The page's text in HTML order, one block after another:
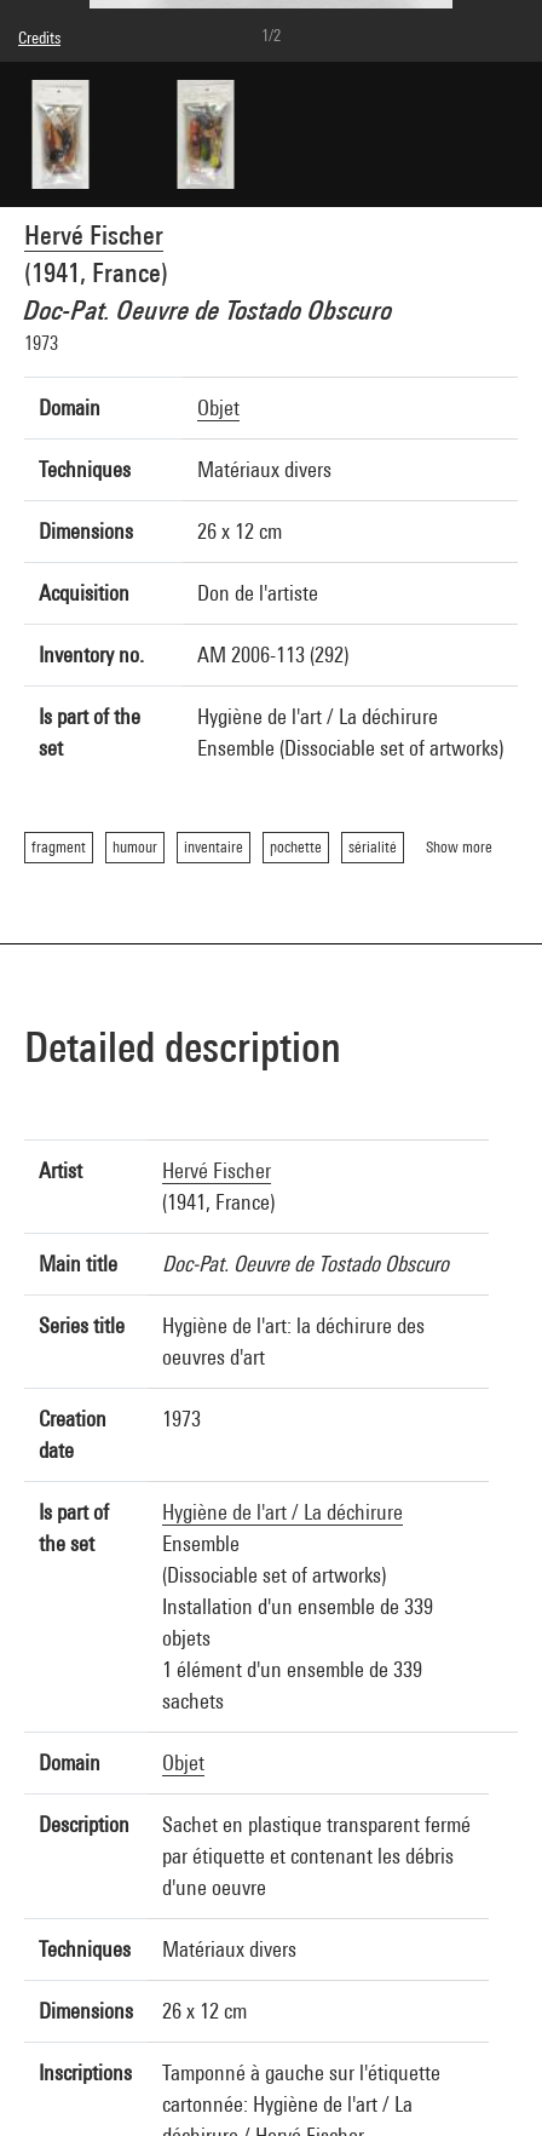
Hervé Fischer
(1941, France)
Doc-Pat. Oeuvre de Tostado Obscuro
1973
Domain Objet
Techniques Matériaux divers
Dimensions 26 x 12 cm
Acquisition Don de l'artiste
Inventory no. AM 2006-113 (292)
Is part of the
set
Hygiène de l'art / La déchirure
Ensemble (Dissociable set of artworks)
fragment humour inventaire pochette sérialité Show more
Credits
Caption : Recto du sachet
© Hervé Fischer
Photo credits : Bertrand Prévost - Centre Pompidou, MNAM-CCI
Image reference : 4N14220
Image presentation :
GrandPalaisRmnPhoto
1/2
Detailed description
Artist
Hervé Fischer
(1941, France)
Main title Doc-Pat. Oeuvre de Tostado Obscuro
Series title
Hygiène de l'art: la déchirure des
oeuvres d'art
Creation
date
1973
Is part of
the set
Hygiène de l'art / La déchirure
Ensemble
(Dissociable set of artworks)
Installation d'un ensemble de 339
objets
1 élément d'un ensemble de 339
sachets
Domain Objet
Description
Sachet en plastique transparent fermé
par étiquette et contenant les débris
d'une oeuvre
Techniques Matériaux divers
Dimensions 26 x 12 cm
Inscriptions
Tamponné à gauche sur l'étiquette
cartonnée: Hygiène de l'art / La